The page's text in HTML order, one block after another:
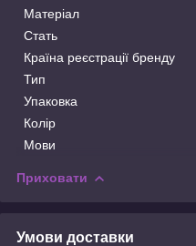
Матеріал
Стать
Країна реєстрації бренду
Тип
Упаковка
Колір
Мови
Приховати
Умови доставки